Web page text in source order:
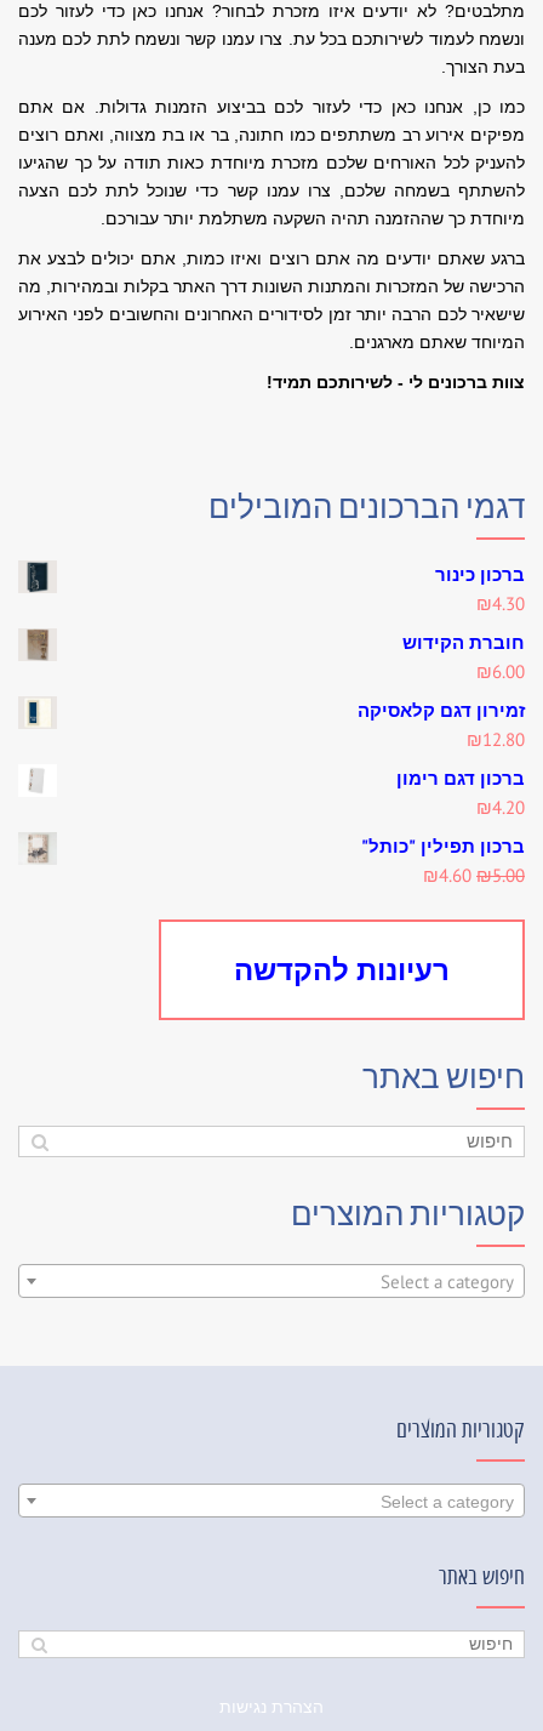
מתלבטים? לא יודעים איזו מזכרת לבחור? אנחנו כאן כדי לעזור לכם
ונשמח לעמוד לשירותכם בכל עת. צרו עמנו קשר ונשמח לתת לכם מענה
בעת הצורך.
כמו כן, אנחנו כאן כדי לעזור לכם בביצוע הזמנות גדולות. אם אתם
מפיקים אירוע רב משתתפים כמו חתונה, בר או בת מצווה, ואתם רוצים
להעניק לכל האורחים שלכם מזכרת מיוחדת כאות תודה על כך שהגיעו
להשתתף בשמחה שלכם, צרו עמנו קשר כדי שנוכל לתת לכם הצעה
מיוחדת כך שההזמנה תהיה השקעה משתלמת יותר עבורכם.
ברגע שאתם יודעים מה אתם רוצים ואיזו כמות, אתם יכולים לבצע את
הרכישה של המזכרות והמתנות השונות דרך האתר בקלות ובמהירות, מה
שישאיר לכם הרבה יותר זמן לסידורים האחרונים והחשובים לפני האירוע
המיוחד שאתם מארגנים.
צוות ברכונים לי - לשירותכם תמיד!
דגמי הברכונים המובילים
ברכון כינור
₪4.30
חוברת הקידוש
₪6.00
זמירון דגם קלאסיקה
₪12.80
ברכון דגם רימון
₪4.20
ברכון תפילין "כותל"
₪5.00
Original
₪5.00.
₪4.60
₪4.60.
רעיונות להקדשה
חיפוש באתר
קטגוריות המוצרים
Select a category
קטגוריות המוצרים
Select a category
חיפוש באתר
הצהרת נגישות